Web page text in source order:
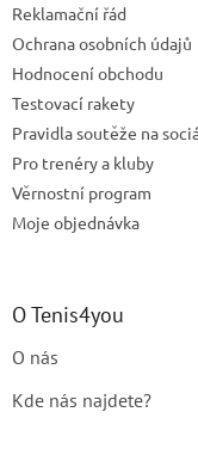
Reklamační řád
Ochrana osobních údajů
Hodnocení obchodu
Testovací rakety
Pravidla soutěže na
Pro trenéry a kluby
Věrnostní program
Moje objednávka
O Tenis4you
O nás
Kde nás najdete?